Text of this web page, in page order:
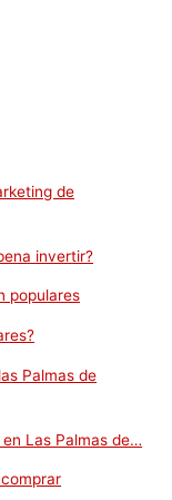
invertir?
Las Palmas de…